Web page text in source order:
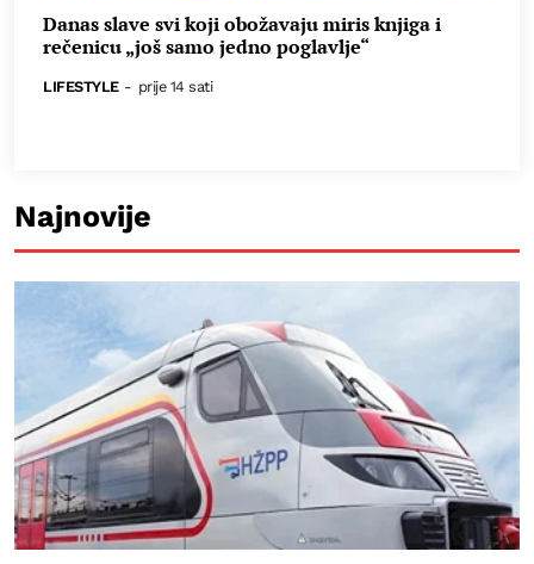
Danas slave svi koji obožavaju miris knjiga i
rečenicu „još samo jedno poglavlje“
LIFESTYLE - prije 14 sati
Najnovije